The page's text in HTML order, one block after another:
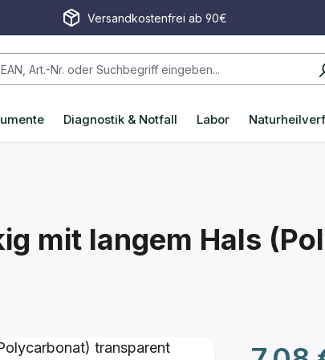
Versandkostenfrei ab 90€
Diagnostik & Notfall Labor
mit langem Hals
Regulärer